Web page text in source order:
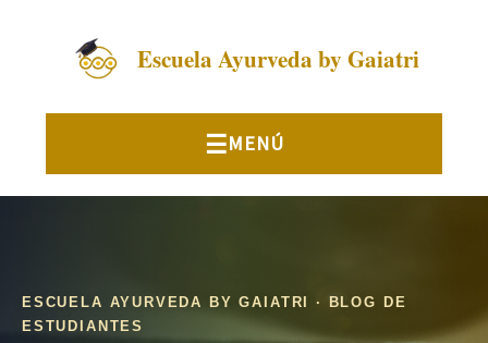
Escuela Ayurveda by Gaiatri
ESCUELA AYURVEDA BY GAIATRI · BLOG DE
ESTUDIANTES